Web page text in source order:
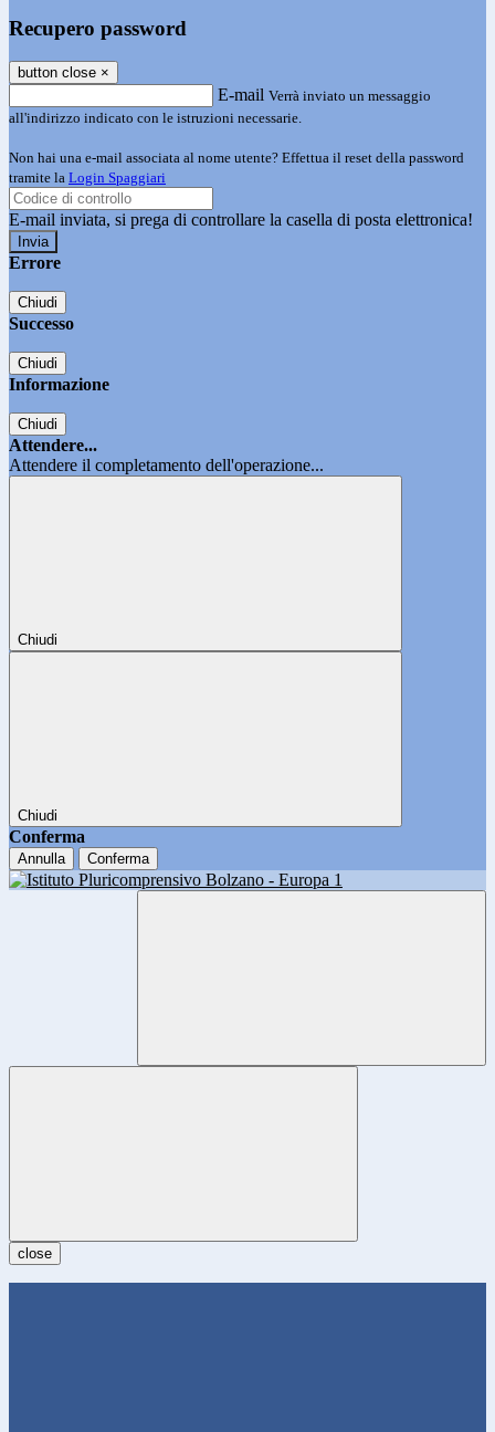
Recupero password
button close ×
E-mail Verrà inviato un messaggio
all'indirizzo indicato con le istruzioni necessarie.
Non hai una e-mail associata al nome utente? Effettua il reset della password
tramite la Login Spaggiari
E-mail inviata, si prega di controllare la casella di posta elettronica!
Errore
Chiudi
Successo
Chiudi
Informazione
Chiudi
Attendere...
Attendere il completamento dell'operazione...
Chiudi
Chiudi
Conferma
Annulla Conferma
close